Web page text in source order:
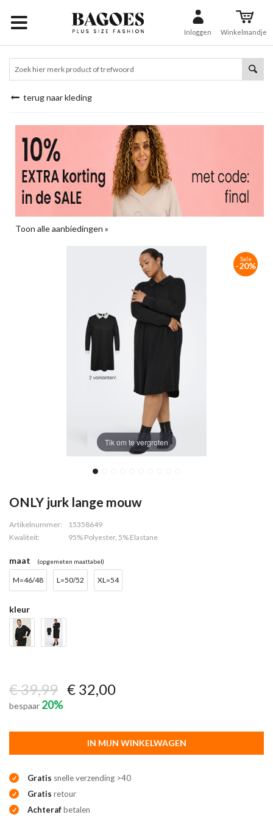
Inloggen Winkelmandje
terug naar kleding
Toon alle aanbiedingen »
Tik om te vergroten
Sale
-20%
ONLY jurk lange mouw
Artikelnummer:
15358649
Kwaliteit:
95% Polyester, 5% Elastane
maat (opgemeten maattabel)
M=46/48 L=50/52 XL=54
kleur
€ 39,99 € 32,00
bespaar 20%
IN MIJN WINKELWAGEN
Gratis snelle verzending >40
Gratis retour
Achterafbetalen